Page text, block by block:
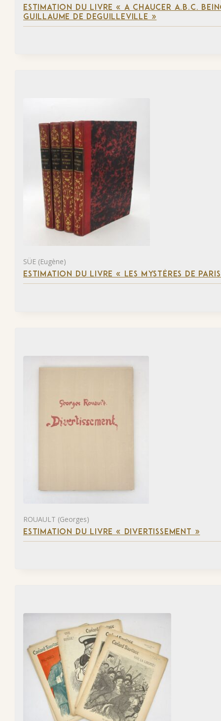
ESTIMATION DU LIVRE « A CHAUCER A.B.C.
GUILLAUME DE DEGUILLEVILLE »
SÜE (Eugène)
ESTIMATION DU LIVRE « LES MYSTÈRES DE
ROUAULT (Georges)
ESTIMATION DU LIVRE « DIVERTISSEMENT »